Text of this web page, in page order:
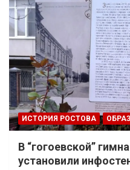
ИСТОРИЯ РОСТОВА
В “гогоевской”
установили